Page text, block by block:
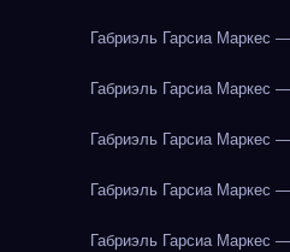
Габриэль Гарсиа Маркес
Габриэль Гарсиа Маркес
Габриэль Гарсиа Маркес
Габриэль Гарсиа Маркес
Габриэль Гарсиа Маркес